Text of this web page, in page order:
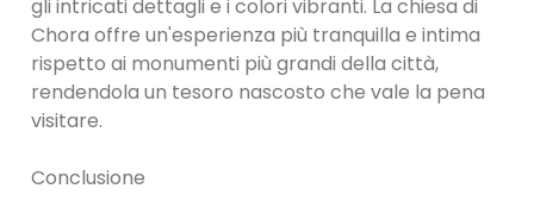
gli intricati dettagli e i colori vibranti. La chiesa di
Chora offre un'esperienza più tranquilla e intima
rispetto ai monumenti più grandi della città,
rendendola un tesoro nascosto che vale la pena
visitare.
Conclusione